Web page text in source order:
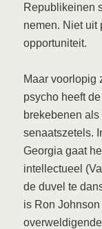
Republikeinen
nemen. Niet uit
opportuniteit.
Maar voorlopig
psycho heeft
brekebenen
senaatszetels.
Georgia gaat
intellectueel
de duvel te
is Ron